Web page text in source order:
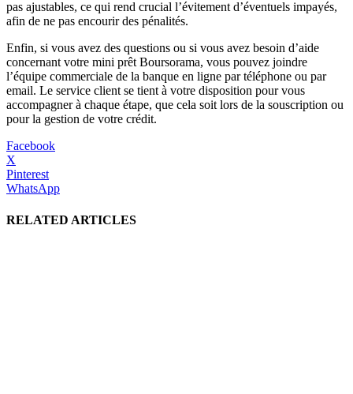
pas ajustables, ce qui rend crucial l’évitement d’éventuels impayés,
afin de ne pas encourir des pénalités.
Enfin, si vous avez des questions ou si vous avez besoin d’aide
concernant votre mini prêt Boursorama, vous pouvez joindre
l’équipe commerciale de la banque en ligne par téléphone ou par
email. Le service client se tient à votre disposition pour vous
accompagner à chaque étape, que cela soit lors de la souscription ou
pour la gestion de votre crédit.
Facebook
X
Pinterest
WhatsApp
RELATED ARTICLES